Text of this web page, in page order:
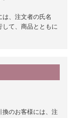
、注文者の氏名
して、商品とともに
のお客様には、注